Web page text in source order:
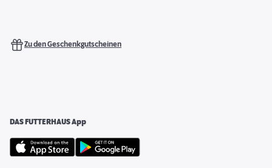
Zu den Geschenkgutscheinen
DAS FUTTERHAUS App